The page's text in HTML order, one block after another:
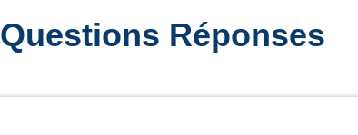
Questions Réponses